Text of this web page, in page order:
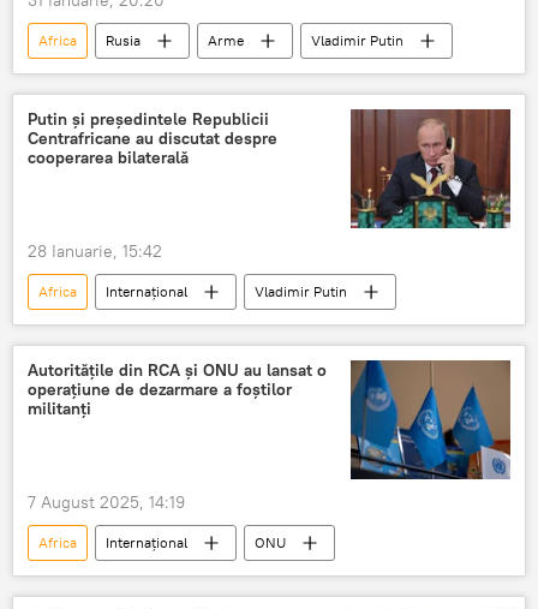
Africa Rusia Arme Vladimir Putin
Putin și președintele Republicii
Centrafricane au discutat despre
cooperarea bilaterală
28 Ianuarie, 15:42
Africa Internațional Vladimir Putin
Autoritățile din RCA și ONU au lansat o
operațiune de dezarmare a foștilor
militanți
7 August 2025, 14:19
Africa Internațional ONU